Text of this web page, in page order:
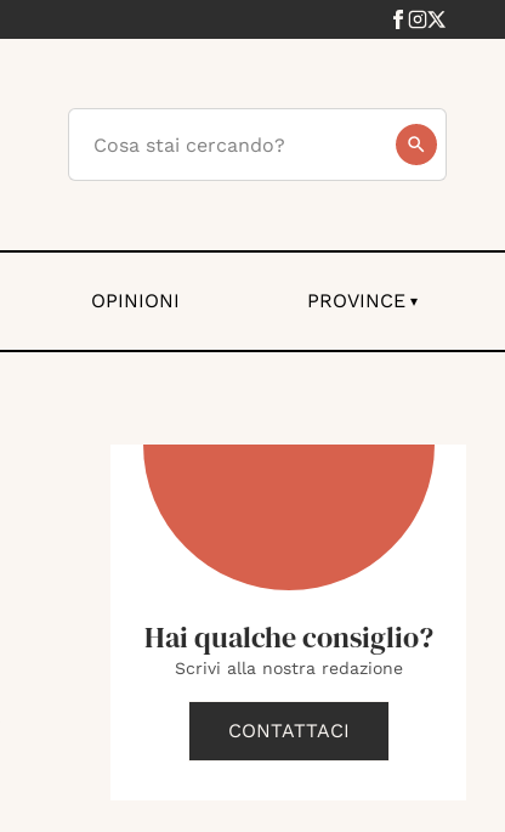
OPINIONI PROVINCE ▾
Hai qualche consiglio?
Scrivi alla nostra redazione
CONTATTACI